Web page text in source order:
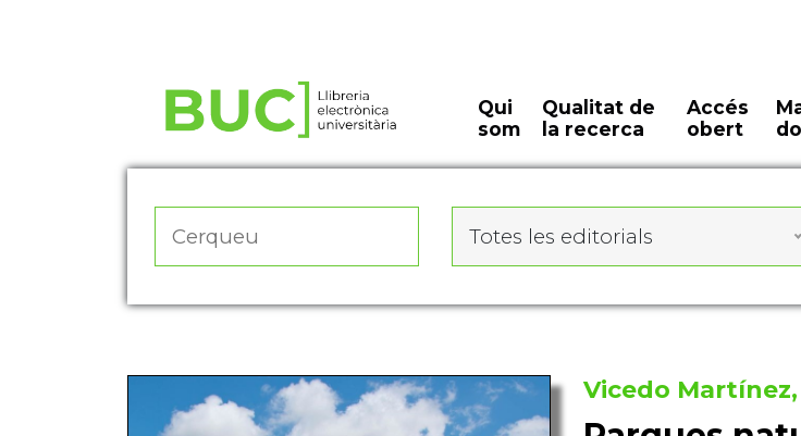
Qui
som
Qualitat de
la recerca
Accés
obert
Totes les editorials
Vicedo